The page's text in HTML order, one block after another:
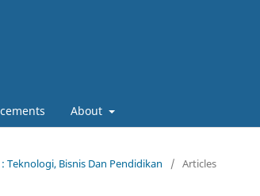
About
Teknologi, Bisnis Dan Pendidikan / Articles